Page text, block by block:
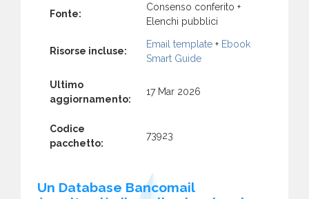
Fonte:
Consenso conferito +
Elenchi pubblici
Risorse incluse:
Email template + Ebook
Smart Guide
Ultimo
aggiornamento:
17 Mar 2026
Codice
pacchetto:
73923
Un Database Bancomail